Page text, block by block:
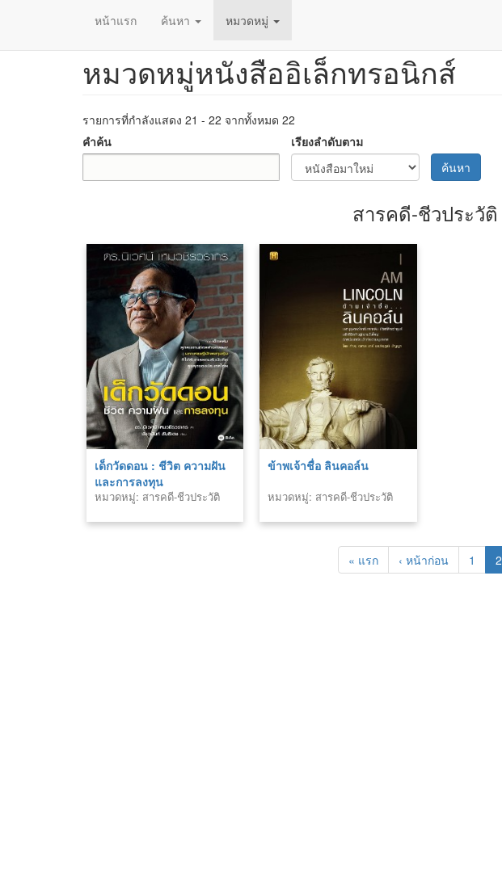
หน้าแรก ค้นหา หมวดหมู่
หมวดหมู่หนังสืออิเล็กทรอนิกส์
รายการที่กำลังแสดง 21 - 22 จากทั้งหมด 22
คำค้น
เรียงลำดับตาม
ค้นหา
สารคดี-ชีวประวัติ
เด็กวัดดอน : ชีวิต ความฝัน
และการลงทุน
หมวดหมู่: สารคดี-ชีวประวัติ
ข้าพเจ้าชื่อ ลินคอล์น
หมวดหมู่: สารคดี-ชีวประวัติ
« แรก ‹ หน้าก่อน 1 2